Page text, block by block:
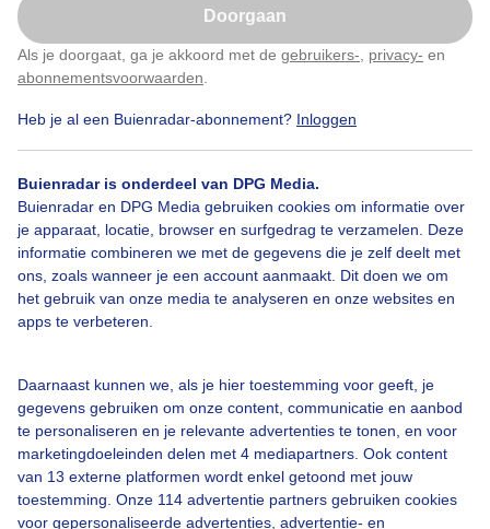
Doorgaan
Als je doorgaat, ga je akkoord met de gebruikers- privacy- en
abonnementsvoorwaarden
Heb je al een Buienradar-abonnement? Inloggen
Buienradar is onderdeel van DPG Media.
Buienradar en DPG Media gebruiken cookies om informatie over
je apparaat, locatie, browser en surfgedrag te verzamelen. Deze
informatie combineren we met de gegevens die je zelf deelt met
ons, zoals wanneer je een account aanmaakt. Dit doen we om
het gebruik van onze media te analyseren en onze websites en
apps te verbeteren.
Daarnaast kunnen we, als je hier toestemming voor geeft, je
gegevens gebruiken om onze content, communicatie en aanbod
te personaliseren en je relevante advertenties te tonen, en voor
marketingdoeleinden delen met 4 mediapartners. Ook content
van 13 externe platformen wordt enkel getoond met jouw
toestemming. Onze 114 advertentie partners gebruiken cookies
voor gepersonaliseerde advertenties, advertentie- en
Over Buienradar
Bedrijfsgegevens
Veelgestelde vragen
Contact
Toegankelijkheid
Buienradar Team
Privacy beleid
Cookie beleid
Privacy instellingen
Klik hierom dit aan te passen